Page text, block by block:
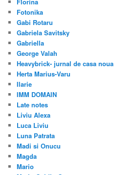
Fotonika
Gabi Rotaru
Gabriela Savitsky
Gabriella
George Valah
Heavybrick- jurnal de casa noua
Herta Marius-Varu
Ilarie
IMM DOMAIN
Late notes
Liviu Alexa
Luca Liviu
Luna Patrata
Madi si Onucu
Magda
Mario